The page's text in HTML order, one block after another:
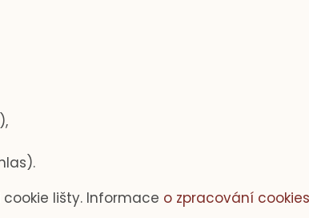
lišty. Informace o zpracování